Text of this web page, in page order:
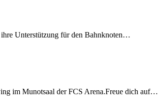
ihre Unterstützung für den Bahnknoten…
im Munotsaal der FCS Arena.Freue dich auf…